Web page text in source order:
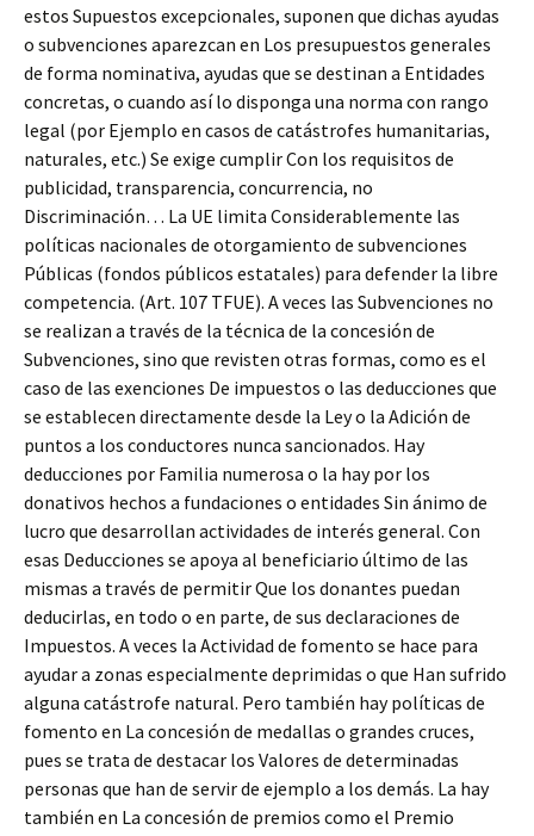
estos Supuestos excepcionales, suponen que dichas ayudas
o subvenciones aparezcan en Los presupuestos generales
de forma nominativa, ayudas que se destinan a Entidades
concretas, o cuando así lo disponga una norma con rango
legal (por Ejemplo en casos de catástrofes humanitarias,
naturales, etc.) Se exige cumplir Con los requisitos de
publicidad, transparencia, concurrencia, no
Discriminación… La UE limita Considerablemente las
políticas nacionales de otorgamiento de subvenciones
Públicas (fondos públicos estatales) para defender la libre
competencia. (Art. 107 TFUE). A veces las Subvenciones no
se realizan a través de la técnica de la concesión de
Subvenciones, sino que revisten otras formas, como es el
caso de las exenciones De impuestos o las deducciones que
se establecen directamente desde la Ley o la Adición de
puntos a los conductores nunca sancionados. Hay
deducciones por Familia numerosa o la hay por los
donativos hechos a fundaciones o entidades Sin ánimo de
lucro que desarrollan actividades de interés general. Con
esas Deducciones se apoya al beneficiario último de las
mismas a través de permitir Que los donantes puedan
deducirlas, en todo o en parte, de sus declaraciones de
Impuestos. A veces la Actividad de fomento se hace para
ayudar a zonas especialmente deprimidas o que Han sufrido
alguna catástrofe natural. Pero también hay políticas de
fomento en La concesión de medallas o grandes cruces,
pues se trata de destacar los Valores de determinadas
personas que han de servir de ejemplo a los demás. La hay
también en La concesión de premios como el Premio